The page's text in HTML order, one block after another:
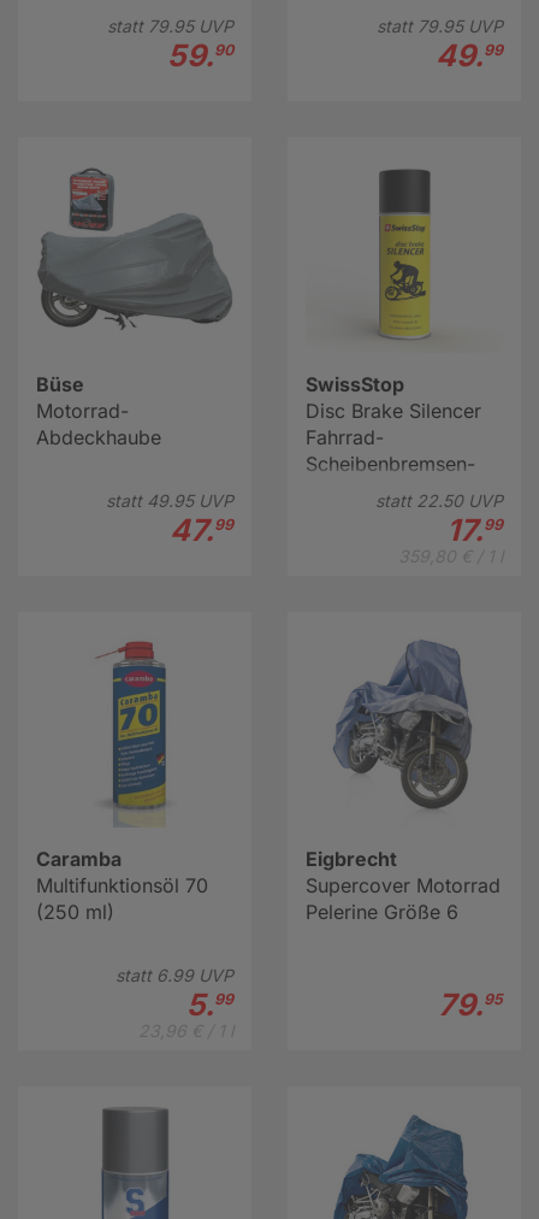
statt 79.95UVP
59.90
statt 79.95UVP
49.99
Büse
Motorrad-
Abdeckhaube
statt 49.95UVP
47.99
SwissStop
Disc Brake Silencer
Fahrrad-
Scheibenbremsen-
Spray (50 ml)
statt 22.50UVP
17.99
Caramba
Multifunktionsöl 70
(250 ml)
statt 6.99UVP
5.99
Eigbrecht
Supercover Motorrad
Pelerine Größe 6
79.95